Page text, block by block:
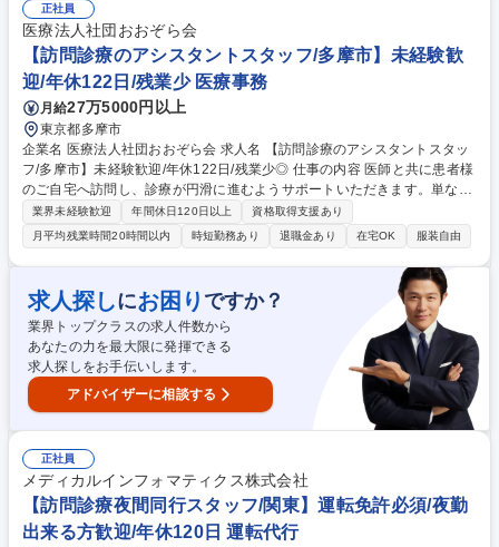
ハビリのサポート■社内ツールを用いた訪問記録の作成やスタッフとの情
報共有■地域にお住まいの障がい者・高齢者の方への訪問看護 スタッフと
密に連携できる自社施設への訪問がメインとなりますが、ごく一部居宅訪
問がございます。 募集職種 【訪問看護】年最大157日休･週休3日可!残業
非推奨で月給36万円～
正社員
医療法人社団おおぞら会
【訪問診療のアシスタントスタッフ/多摩市】未経験歓
迎/年休122日/残業少 医療事務
月給27万5000円以上
東京都多摩市
企業名 医療法人社団おおぞら会 求人名 【訪問診療のアシスタントスタッ
フ/多摩市】未経験歓迎/年休122日/残業少◎ 仕事の内容 医師と共に患者様
のご自宅へ訪問し、診療が円滑に進むようサポートいただきます。単なる
補助ではなく、「医療現場を支える一員」として幅広く関わるポジション
です。 【具体的には】 ■訪問診療への同行（1日約15件） ■カルテ入力、
診療内容の記録サポート ■医療器材の準備・運搬 ■採血等の診療補助業務
患者様やご家族と接する機会も多く、医療と生活の両面に関わる実感を得
られます。 募集職種 【訪問診療のアシスタントスタッフ/多摩市】未経験
歓迎/年休122日/残業少◎
業界未経験歓迎 年間休日120日以上
資格取得支援あり
月平均残業時間20時間以内
時短勤務あり 退職金あり 在宅OK 服装自由
求人探しにお困り ですか？
業界トップクラスの求人件数から
あなたの力を最大限に発揮できる
求人探しをお手伝いします。
アドバイザーに相談する
正社員
メディカルインフォマティクス株式会社
【訪問診療夜間同行スタッフ/関東】運転免許必須/夜勤
出来る方歓迎/年休120日 運転代行